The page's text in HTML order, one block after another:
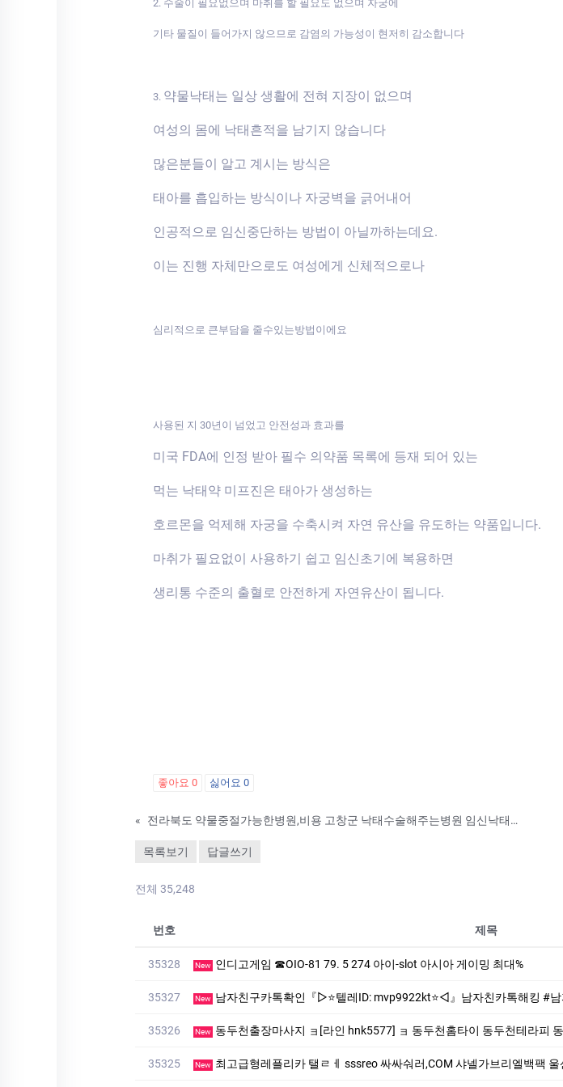
2. 수술이 필요없으며 마취를 할 필요도 없으며 자궁에
기타 물질이 들어가지 않으므로 감염의 가능성이 현저히 감소합니다
3. 약물낙태는 일상 생활에 전혀 지장이 없으며
여성의 몸에 낙태흔적을 남기지 않습니다
많은분들이 알고 계시는 방식은
태아를 흡입하는 방식이나 자궁벽을 긁어내어
인공적으로 임신중단하는 방법이 아닐까하는데요.
이는 진행 자체만으로도 여성에게 신체적으로나
심리적으로 큰부담을 줄수있는방법이에요
사용된 지 30년이 넘었고 안전성과 효과를
미국 FDA에 인정 받아 필수 의약품 목록에 등재 되어 있는
먹는 낙태약 미프진은 태아가 생성하는
호르몬을 억제해 자궁을 수축시켜 자연 유산을 유도하는 약품입니다.
마취가 필요없이 사용하기 쉽고 임신초기에 복용하면
생리통 수준의 출혈로 안전하게 자연유산이 됩니다.
좋아요 0 싫어요 0
« 전라북도 약물중절가능한병원,비용 고창군 낙태수술해주는병원 임신낙­태수술병원
목록보기 답글쓰기
전체 35,248
번호 제목
35328 New 인디­고게­임 ☎OIO-81 79. 5 274 아이-slot 아시아 게이밍 최대%
35327 New 남자친구카톡확인『▷⭐텔레ID: mvp9922kt⭐◁』남자친카톡해킹 #남자친구감시어플,상대방카톡해킹,스파이앱,인스타그램해킹,카카오톡해킹,스
35326 New 동두천출장마사지 ョ[라인 hnk5577] ョ 동두천홈타이 동두천테라피
35325 New 최고급형레플리카 탤ㄹㅔ sssreo 싸싸숴러,COM 샤넬가브리엘백팩 울산 미러급 1대1